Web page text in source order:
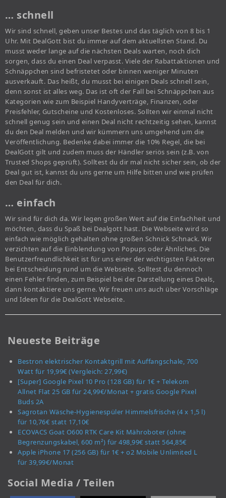
… schnell
Wir sind schnell, geben unser Bestes und das täglich von 8 bis 1
Uhr. Mit DealGott bist du immer auf dem aktuellsten Stand. Du
musst weder lange auf die nächsten Deals warten, noch dich
sorgen, dass du einen Deal verpasst. Viele der Rabattaktionen und
Schnäppchen sind befristetet oder binnen weniger Minuten
ausverkauft. Das heißt, du musst bei einigen Deals schnell sein,
denn sonst ist alles weg. Das ist oft der Fall bei Schnäppchen aus
Kategorien wie zum Beispiel Handyverträge, Finanzen, oder
Preisfehler, Gutscheine und Kostenloses. Sollten wir einmal nicht
schnell genug sein und einen Deal nicht rechtzeitig sehen, kannst
du den Deal melden und wir kümmern uns umgehend um die
Veröffentlichung. Bedenke dabei immer die 10% Regel, die bei
DealGott gilt und zudem muss der Händler seriös sein (z.B. von
Trusted Shops geprüft). Solltest du dir mal nicht sicher sein, ob der
Deal gut ist, kannst du uns gerne um Hilfe bitten und wie prüfen
den Deal für dich.
… einfach
Wir sind für dich da. Wir legen großen Wert auf die Einfachheit und
möchten, dass du Spaß bei Dealgott hast. Die Webseite wird so
einfach wie möglich gehalten ohne großen Schnick Schnack. Wir
verzichten auf die Einblendung von Popups oder Ähnliches. Die
Benutzerfreundlichkeit ist für uns einer der wichtigsten Faktoren
bei Entscheidung rund um die Webseite. Solltest du dennoch
einen Fehler finden, zum Beispiel bei der Darstellung eines Deals,
dann kontaktiere uns gerne. Wir freuen uns auch über Vorschläge
und Ideen für die DealGott Webseite.
Neueste Beiträge
Bestron elektrischer Kontaktgrill mit Auffangschale, 700
Watt für 19,99€ (Vergleich: 27,99€)
[Super] Google Pixel 10 Pro (128 GB) für 1€ + Telekom
Allnet Flat 25 GB für 24,99€/Monat + gratis Google Pixel
Buds 2A
Sagrotan Wäsche-Hygienespüler Himmelsfrische (4 x 1,5 l)
für 10,76€ statt 17,10€
ECOVACS Goat O600 RTK Care Kit Mähroboter (ohne
Begrenzungskabel, 600 m²) für 498,99€ statt 564,85€
Apple iPhone 17 (256 GB) für 1€ + o2 Mobile Unlimited L
für 39,99€/Monat
Social Media / Teilen